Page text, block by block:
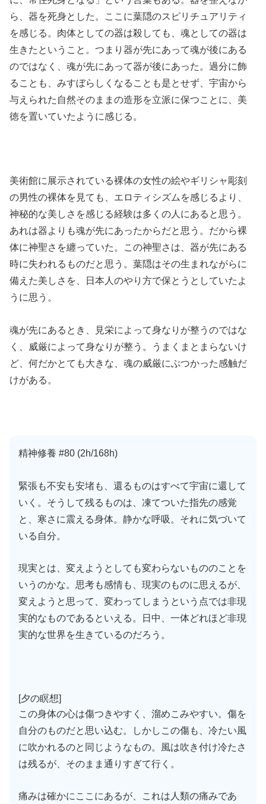
ら、器を死身とした。ここに葉隠のスピリチュアリティ
を感じる。肉体としての器は殺しても、魂としての器は
生きたということ。つまり器が先にあって魂が後にある
のではなく、魂が先にあって器が後にあった。過分に飾
ることも、みすぼらしくなることも是とせず、宇宙から
与えられた自然そのままの造形を立派に保つことに、美
徳を置いていたように感じる。
美術館に展示されている裸体の女性の絵やギリシャ彫刻
の男性の裸体を見ても、エロティシズムを感じるより、
神秘的な美しさを感じる経験は多くの人にあると思う。
あれは器よりも魂が先にあったからだと思う。だから裸
体に神聖さを纏っていた。この神聖さは、器が先にある
時に失われるものだと思う。葉隠はその生まれながらに
備えた美しさを、日本人のやり方で保とうとしていたよ
うに思う。
魂が先にあるとき、見栄によって身なりが整うのではな
く、威厳によって身なりが整う。うまくまとまらないけ
ど、何だかとても大きな、魂の威厳にぶつかった感触だ
けがある。
精神修養 #80 (2h/168h)
緊張も不安も安堵も、還るものはすべて宇宙に還して
いく。そうして残るものは、凍てついた指先の感覚
と、寒さに震える身体。静かな呼吸。それに気づいて
いる自分。
現実とは、変えようとしても変わらないもののことを
いうのかな。思考も感情も、現実のものに思えるが、
変えようと思って、変わってしまうという点では非現
実的なものであるといえる。日中、一体どれほど非現
実的な世界を生きているのだろう。
[夕の瞑想]
この身体の心は傷つきやすく、溜めこみやすい。傷を
自分のものだと思い込む。しかしこの傷も、冷たい風
に吹かれるのと同じようなもの。風は吹き付け冷たさ
は残るが、そのまま通りすぎて行く。
痛みは確かにここにあるが、これは人類の痛みであ